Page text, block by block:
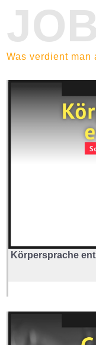
Was verdient
Körpersprache